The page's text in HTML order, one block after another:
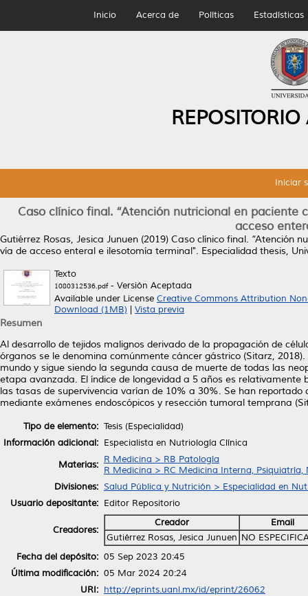
Inicio Acerca de Políticas Estadísticas
Iniciar
Caso clínico final. “Atención nutricional en
acceso
Gutiérrez Rosas, Jesica Junuen (2019) Caso clínico final. “Atención
vía de acceso enteral e ilesotomía terminal". Especialidad thesis,
Texto
1080312536.pdf- Versión Aceptada
Available under License Creative Commons Attribution
Download (1MB)
Vista previa
Resumen
Al desarrollo de tejidos malignos derivado de la propagación de
órganos se le denomina comúnmente cáncer gástrico (Sitarz,
mundo y sigue siendo la segunda causa de muerte de todas las
etapa avanzada. El índice de longevidad a 5 años es
las tasas de supervivencia varían de 10% a 30%. Se han
mediante exámenes endoscópicos y resección tumoral temprana
Tipo de elemento: Tesis (Especialidad)
Información adicional: Especialista en Nutriología Clínica
Materias: R Medicina > RB Patología
R Medicina > RC Medicina Interna, Psiquiatría,
Divisiones: Salud Pública y Nutrición > Especialidad en
Usuario depositante: Editor Repositorio
Creadores:
Creador
Email
Gutiérrez Rosas, Jesica Junuen NO
Fecha del depósito: 05 Sep 2023 20:45
Última modificación: 05 Mar 2024 20:24
URI: http://eprints.uanl.mx/id/eprint/26062